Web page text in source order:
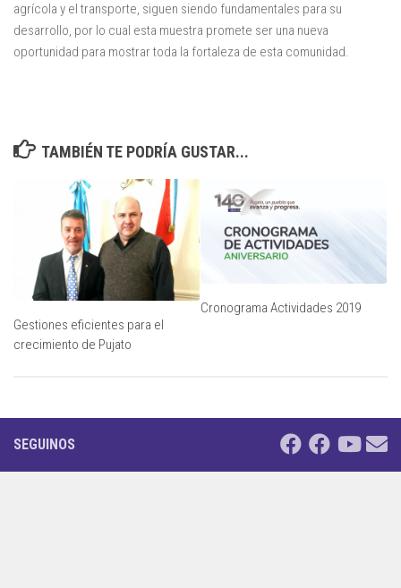
agrícola y el transporte, siguen siendo fundamentales para su
desarrollo, por lo cual esta muestra promete ser una nueva
oportunidad para mostrar toda la fortaleza de esta comunidad.
TAMBIÉN TE PODRÍA GUSTAR...
Gestiones eficientes para el
crecimiento de Pujato
Cronograma Actividades 2019
SEGUINOS